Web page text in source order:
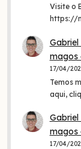
Visite o
https://
Gabriel
magos
17/04/
Temos
aqui,
Gabriel
magos
17/04/